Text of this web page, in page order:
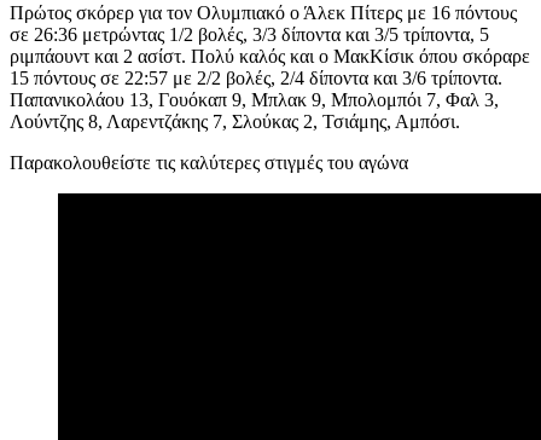
Πρώτος σκόρερ για τον Ολυμπιακό ο Άλεκ Πίτερς με 16 πόντους
σε 26:36 μετρώντας 1/2 βολές, 3/3 δίποντα και 3/5 τρίποντα, 5
ριμπάουντ και 2 ασίστ. Πολύ καλός και ο ΜακΚίσικ όπου σκόραρε
15 πόντους σε 22:57 με 2/2 βολές, 2/4 δίποντα και 3/6 τρίποντα.
Παπανικολάου 13, Γουόκαπ 9, Μπλακ 9, Μπολομπόι 7, Φαλ 3,
Λούντζης 8, Λαρεντζάκης 7, Σλούκας 2, Τσιάμης, Αμπόσι.
Παρακολουθείστε τις καλύτερες στιγμές του αγώνα